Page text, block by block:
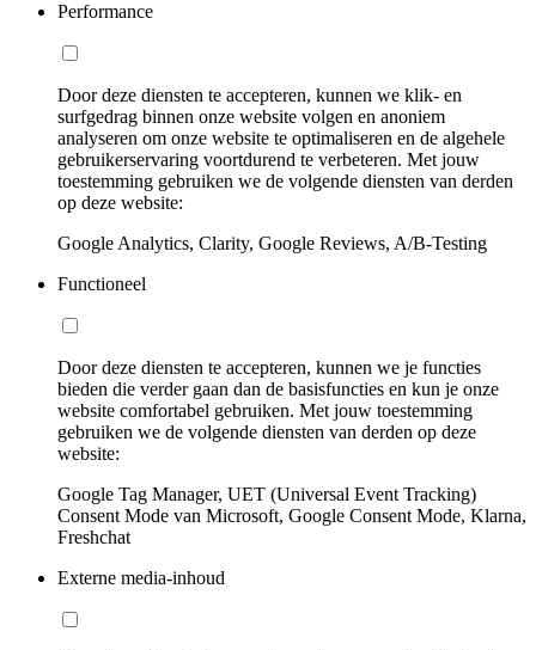
Performance
Door deze diensten te accepteren, kunnen we klik- en
surfgedrag binnen onze website volgen en anoniem
analyseren om onze website te optimaliseren en de algehele
gebruikerservaring voortdurend te verbeteren. Met jouw
toestemming gebruiken we de volgende diensten van derden
op deze website:
Google Analytics, Clarity, Google Reviews, A/B-Testing
Functioneel
Door deze diensten te accepteren, kunnen we je functies
bieden die verder gaan dan de basisfuncties en kun je onze
website comfortabel gebruiken. Met jouw toestemming
gebruiken we de volgende diensten van derden op deze
website:
Google Tag Manager, UET (Universal Event Tracking)
Consent Mode van Microsoft, Google Consent Mode, Klarna,
Freshchat
Externe media-inhoud